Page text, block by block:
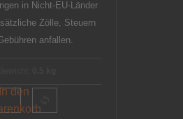
in Nicht-EU-Länder
Zölle, Steuern
anfallen.
den